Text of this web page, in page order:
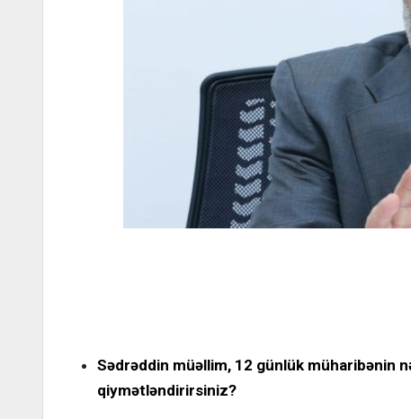
Sədrəddin müəllim, 12 günlük müharibənin
qiymətləndirirsiniz?